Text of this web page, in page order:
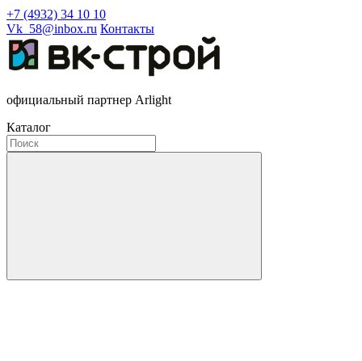
+7 (4932) 34 10 10
Vk_58@inbox.ru Контакты
официальный партнер Arlight
Каталог